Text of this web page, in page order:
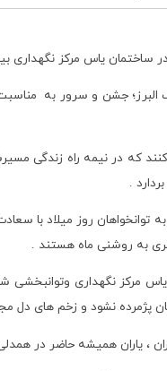
یاس مرکز نگهداری
البرز؛ جشن و سرور به
کنند که در نیمه راه
.
توانخواهان روز میلاد با
به روشنی ماه هستند .
مرکز نگهداری وتوانبخشی
نشود و زخم های دل
، یاران همیشه حاضر در